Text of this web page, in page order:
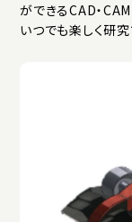
ができるCAD・
いつでも楽しく研